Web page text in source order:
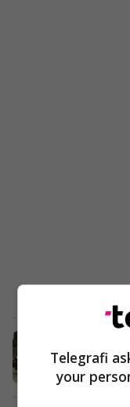
Telegrafi
your